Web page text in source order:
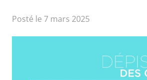
Posté le 7 mars 2025